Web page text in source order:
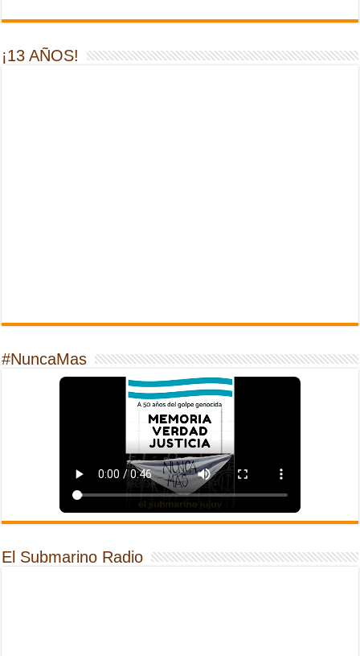
¡13 AÑOS!
#NuncaMas
El Submarino Radio